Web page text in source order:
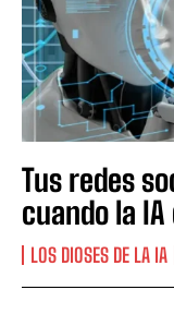
Tus redes
cuando la
LOS DIOSES DE LA IA